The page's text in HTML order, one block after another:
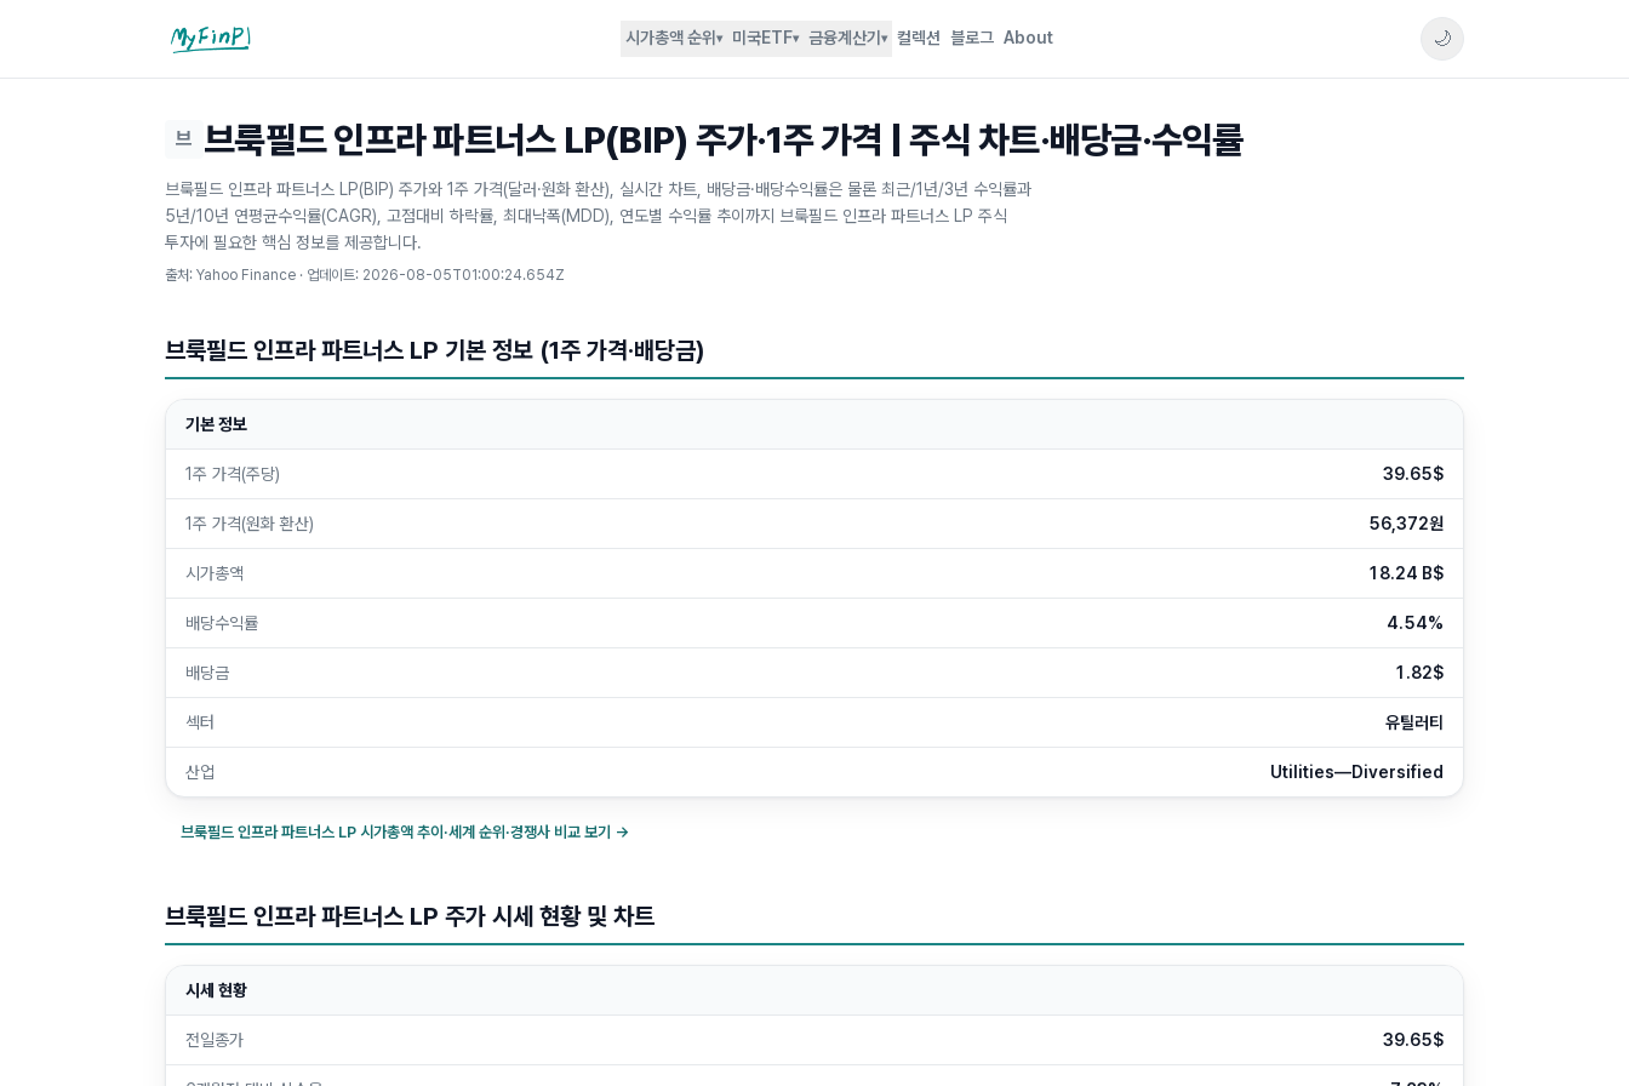
마이핀플
시가총액 순위 ▾ 미국ETF▾ 금융계산기 ▾ 컬렉션 블로그 About 🌙
브 브룩필드 인프라 파트너스 LP(BIP) 주가·1주 가격 | 주식 차트·배당금·수익률
브룩필드 인프라 파트너스 LP(BIP) 주가와 1주 가격(달러·원화 환산), 실시간 차트, 배당금·배당수익률은 물론 최근/1년/3년 수익률과
5년/10년 연평균수익률(CAGR), 고점대비 하락률, 최대낙폭(MDD), 연도별 수익률 추이까지 브룩필드 인프라 파트너스 LP 주식
투자에 필요한 핵심 정보를 제공합니다.
출처: Yahoo Finance · 업데이트: 2026-08-05T01:00:24.654Z
브룩필드 인프라 파트너스 LP 기본 정보 (1주 가격·배당금)
기본 정보
1주 가격(주당) 39.65$
1주 가격(원화 환산) 56,372원
시가총액 18.24 B$
배당수익률 4.54%
배당금 1.82$
섹터 유틸러티
산업 Utilities—Diversified
브룩필드 인프라 파트너스 LP 시가총액 추이·세계 순위·경쟁사 비교 보기 →
브룩필드 인프라 파트너스 LP 주가 시세 현황 및 차트
시세 현황
전일종가 39.65$